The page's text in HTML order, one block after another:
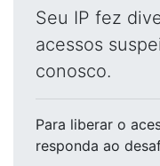
Seu IP fez
acessos
conosco.
Para liberar o
responda ao